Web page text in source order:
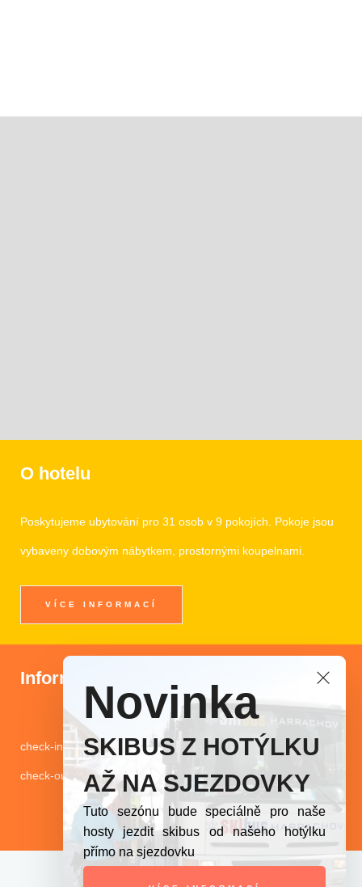
Novinka
SKIBUS Z HOTÝLKU
AŽ NA SJEZDOVKY
Tuto sezónu bude speciálně pro naše
hosty jezdit skibus od našeho hotýlku
přímo na sjezdovku
O hotelu
Poskytujeme ubytování pro 31 osob v 9 pokojích. Pokoje jsou
vybaveny dobovým nábytkem, prostornými koupelnami.
VÍCE INFORMACÍ
Informace
check-in 15:00-18:00 hod.
check-out 10:00 hod.